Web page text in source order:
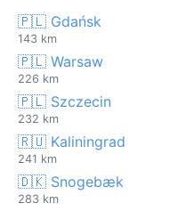
🇵🇱 Gdańsk
143 km
🇵🇱 Warsaw
226 km
🇵🇱 Szczecin
232 km
🇷🇺 Kaliningrad
241 km
🇩🇰 Snogebæk
283 km